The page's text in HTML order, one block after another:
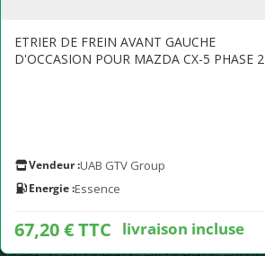
ETRIER DE FREIN AVANT GAUCHE
D'OCCASION POUR MAZDA CX-5 PHASE 2
Vendeur :UAB GTV Group
Energie :Essence
67,20 € TTC livraison incluse